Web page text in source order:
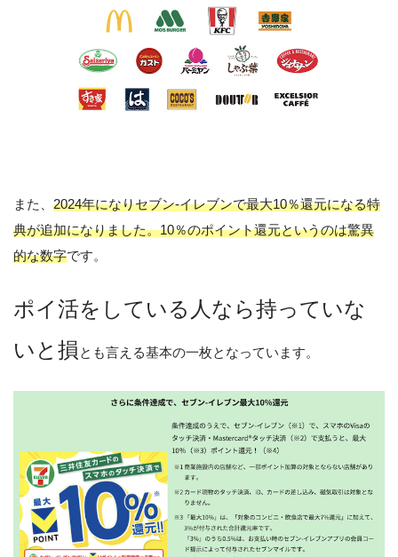
また、 2024年になりセブン-イレブンで最大10％還元になる特
典が追加になりました。10％のポイント還元というのは驚異
的な数字です。
ポイ活をしている人なら持っていな
いと損 とも言える基本の一枚となっています。